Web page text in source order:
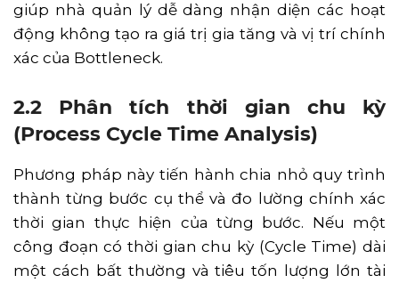
giúp nhà quản lý dễ dàng nhận diện các hoạt
động không tạo ra giá trị gia tăng và vị trí chính
xác của Bottleneck.
2.2 Phân tích thời gian chu kỳ
(Process Cycle Time Analysis)
Phương pháp này tiến hành chia nhỏ quy trình
thành từng bước cụ thể và đo lường chính xác
thời gian thực hiện của từng bước. Nếu một
công đoạn có thời gian chu kỳ (Cycle Time) dài
một cách bất thường và tiêu tốn lượng lớn tài